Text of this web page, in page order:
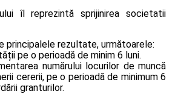
îl reprezintă sprijinirea societatii
principalele rezultate, următoarele:
pe o perioadă de minim 6 luni.
numărului locurilor de muncă
cererii, pe o perioadă de minimum 6
granturilor.